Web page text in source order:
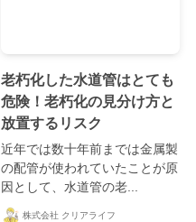
老朽化した水道管はとても
危険！老朽化の見分け方と
放置するリスク
近年では数十年前までは金属製
の配管が使われていたことが原
因として、水道管の老...
株式会社 クリアライフ